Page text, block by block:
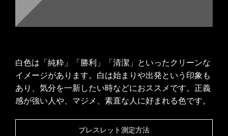
白色は「純粋」「勝利」「清潔」といったクリーンな
イメージがあります。白は始まりや出発という印象も
あり、気分を一新したい時などにおススメです。正義
感が強い人や、マジメ、素直な人に好まれる色です。
ブレスレット測定方法